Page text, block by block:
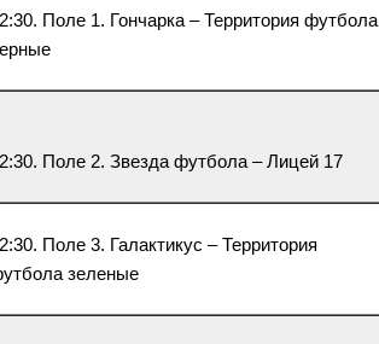
Поле 1. Гончарка – Территория футбола
Поле 2. Звезда футбола – Лицей 17
Поле 3. Галактикус – Территория
зеленые